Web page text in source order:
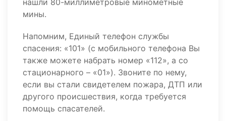
нашли 80-миллиметровые минометные
мины.
Напомним, Единый телефон службы
спасения: «101» (с мобильного телефона Вы
также можете набрать номер «112», а со
стационарного – «01»). Звоните по нему,
если вы стали свидетелем пожара, ДТП или
другого происшествия, когда требуется
помощь спасателей.